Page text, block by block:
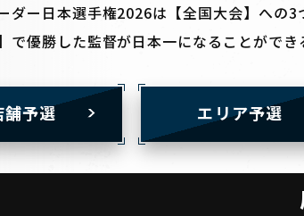
ダー日本選手権2026は【全国大会】への3
で優勝した監督が日本一になることができ
舗予選 エリア予選